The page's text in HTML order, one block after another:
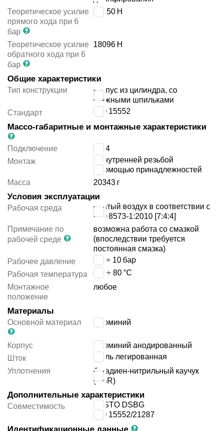
Теоретическое усилие
прямого хода при 6
бар
18850 Н
Теоретическое усилие
обратного хода при 6
бар
18096 Н
Общие характеристики
Тип конструкции
корпус из цилиндра, со
стяжными шпильками
Стандарт
ISO 15552
Массо-габаритные и монтажные характеристики
Подключение
G3/4
Монтаж
с внутренней резьбой
с помощью принадлежностей
Масса
20343 г
Условия эксплуатации
Рабочая среда
сжатый воздух в соответствии с
ISO 8573-1:2010 [7:4:4]
Примечание по
рабочей среде
возможна работа со смазкой
(впоследствии требуется
постоянная смазка)
Рабочее давление
0.6 ÷ 10 бар
Рабочая температура
-20 ÷ 80 °C
Монтажное
положение
любое
Материалы
Основной материал алюминий
Корпус
алюминий анодированный
Шток
сталь легированная
Уплотнения
бутадиен-нитрильный каучук
(NBR)
Дополнительные характеристики
Совместимость
FESTO DSBG
ISO 15552/21287